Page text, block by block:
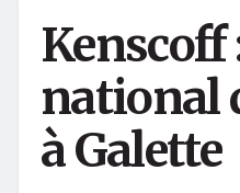
Kenscoff
national
à Galette